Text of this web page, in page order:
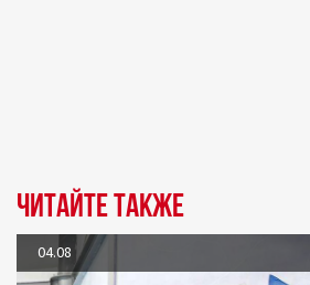
Читайте также
04.08